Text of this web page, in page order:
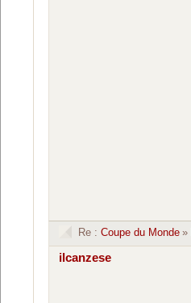
Re : Coupe du Monde »
ilcanzese